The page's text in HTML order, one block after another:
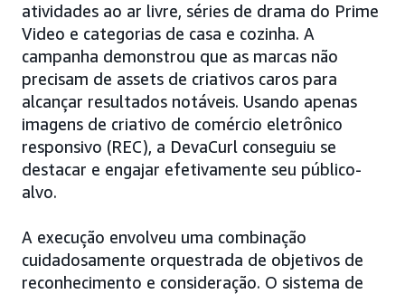
atividades ao ar livre, séries de drama do Prime
Video e categorias de casa e cozinha. A
campanha demonstrou que as marcas não
precisam de assets de criativos caros para
alcançar resultados notáveis. Usando apenas
imagens de criativo de comércio eletrônico
responsivo (REC), a DevaCurl conseguiu se
destacar e engajar efetivamente seu público-
alvo.
A execução envolveu uma combinação
cuidadosamente orquestrada de objetivos de
reconhecimento e consideração. O sistema de